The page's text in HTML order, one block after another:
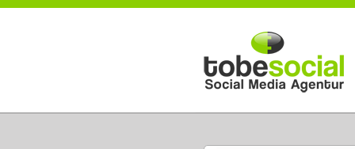
Direkt zum Inhalt